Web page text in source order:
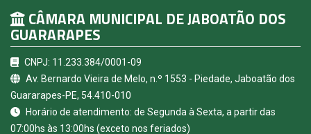
CÂMARA MUNICIPAL DE JABOATÃO DOS
GUARARAPES
CNPJ: 11.233.384/0001-09
Av. Bernardo Vieira de Melo, n.º 1553 - Piedade, Jaboatão dos
Guararapes-PE, 54.410-010
Horário de atendimento: de Segunda à Sexta, a partir das
07:00hs às 13:00hs (exceto nos feriados)